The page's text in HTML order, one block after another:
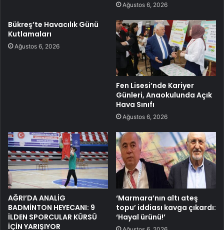
Ağustos 6, 2026
Bükreş’te Havacılık Günü
Kutlamaları
Ağustos 6, 2026
Fen Lisesi’nde Kariyer
Günleri, Anaokulunda Açık
Hava Sınıfı
Ağustos 6, 2026
AĞRI’DA ANALİG
BADMİNTON HEYECANI: 9
İLDEN SPORCULAR KÜRSÜ
İÇİN YARIŞIYOR
‘Marmara’nın altı ateş
topu’ iddiası kavga çıkardı:
‘Hayal ürünü!’